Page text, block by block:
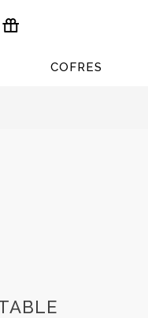
ESTUCHES Y REGALOS
COFRES